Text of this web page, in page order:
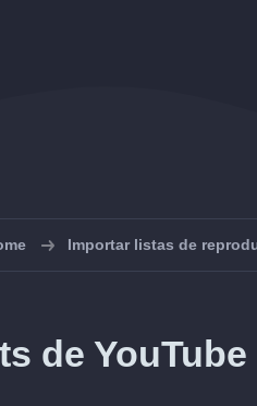
Importar listas de
de